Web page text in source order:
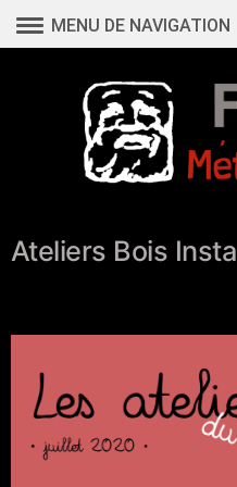
contenu
MENU DE NAVIGATION
Ateliers Bois Insta